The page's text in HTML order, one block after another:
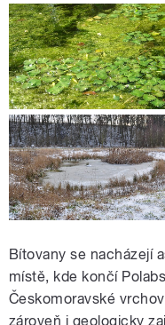
Bítovany se nacházejí
místě, kde končí
Českomoravské
zároveň i geologicky